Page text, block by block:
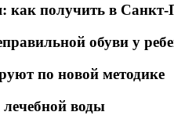
как получить в Санкт-
обуви у
по новой методике
воды